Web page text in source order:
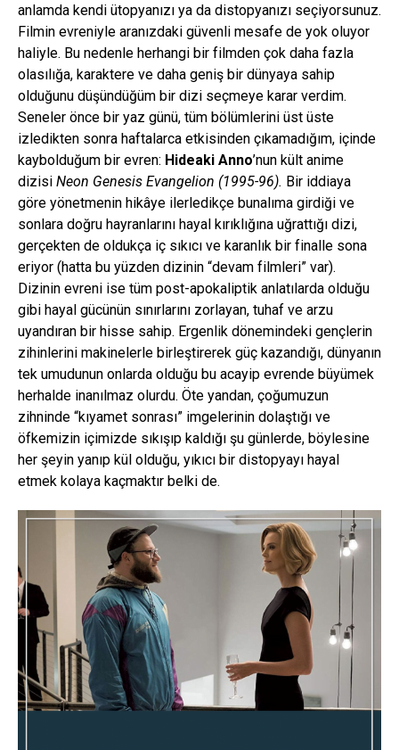
anlamda kendi ütopyanızı ya da distopyanızı seçiyorsunuz.
Filmin evreniyle aranızdaki güvenli mesafe de yok oluyor
haliyle. Bu nedenle herhangi bir filmden çok daha fazla
olasılığa, karaktere ve daha geniş bir dünyaya sahip
olduğunu düşündüğüm bir dizi seçmeye karar verdim.
Seneler önce bir yaz günü, tüm bölümlerini üst üste
izledikten sonra haftalarca etkisinden çıkamadığım, içinde
kaybolduğum bir evren: Hideaki Anno’nun kült anime
dizisi Neon Genesis Evangelion (1995-96). Bir iddiaya
göre yönetmenin hikâye ilerledikçe bunalıma girdiği ve
sonlara doğru hayranlarını hayal kırıklığına uğrattığı dizi,
gerçekten de oldukça iç sıkıcı ve karanlık bir finalle sona
eriyor (hatta bu yüzden dizinin “devam filmleri” var).
Dizinin evreni ise tüm post-apokaliptik anlatılarda olduğu
gibi hayal gücünün sınırlarını zorlayan, tuhaf ve arzu
uyandıran bir hisse sahip. Ergenlik dönemindeki gençlerin
zihinlerini makinelerle birleştirerek güç kazandığı, dünyanın
tek umudunun onlarda olduğu bu acayip evrende büyümek
herhalde inanılmaz olurdu. Öte yandan, çoğumuzun
zihninde “kıyamet sonrası” imgelerinin dolaştığı ve
öfkemizin içimizde sıkışıp kaldığı şu günlerde, böylesine
her şeyin yanıp kül olduğu, yıkıcı bir distopyayı hayal
etmek kolaya kaçmaktır belki de.